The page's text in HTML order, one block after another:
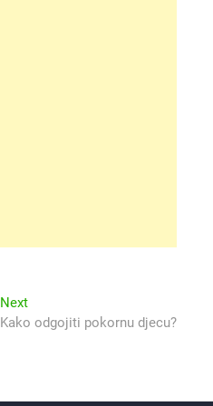
NextNext
post:
Kako odgojiti pokornu djecu?